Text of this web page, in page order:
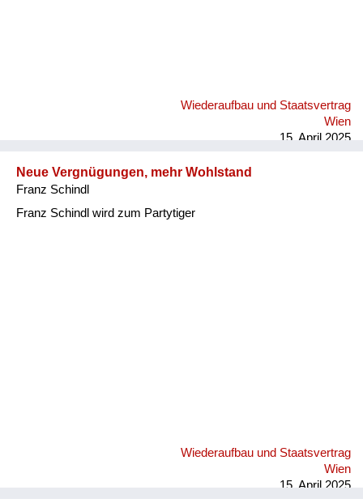
Wiederaufbau und Staatsvertrag
Wien
15. April 2025
Neue Vergnügungen, mehr Wohlstand
Franz Schindl
Franz Schindl wird zum Partytiger
Wiederaufbau und Staatsvertrag
Wien
15. April 2025